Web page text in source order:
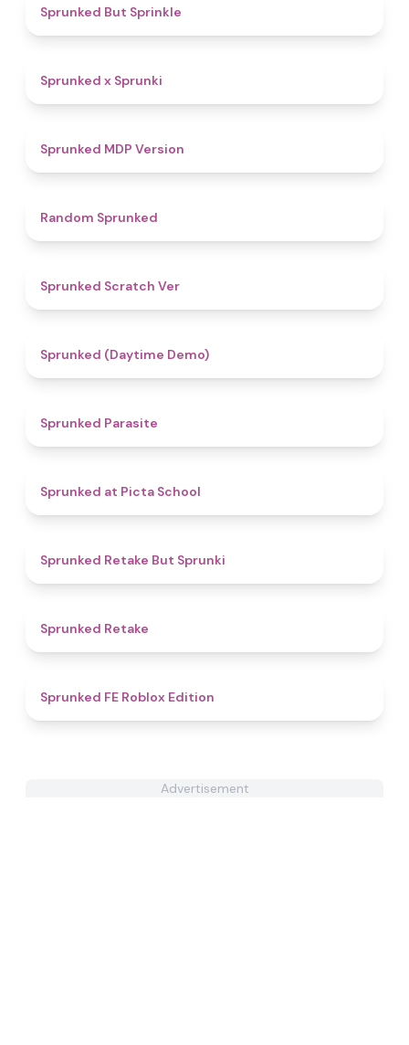
Sprunked But Sprinkle
Sprunked x Sprunki
Sprunked MDP Version
Random Sprunked
Sprunked Scratch Ver
Sprunked (Daytime Demo)
Sprunked Parasite
Sprunked at Picta School
Sprunked Retake But Sprunki
Sprunked Retake
Sprunked FE Roblox Edition
Advertisement